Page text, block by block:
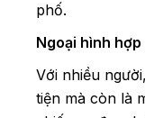
phố.
Ngoại hình hợp
Với nhiều
tiện mà còn là